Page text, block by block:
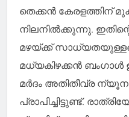
തെക്കന്‍ കേരളത്തിന്
നിലനില്‍ക്കുന്നു.
മഴയ്ക്ക്
മധ്യകിഴക്കന്‍ ബംഗാള്‍
മര്‍ദം അതിതീവ്ര
പ്രാപിച്ചിട്ടുണ്ട്.